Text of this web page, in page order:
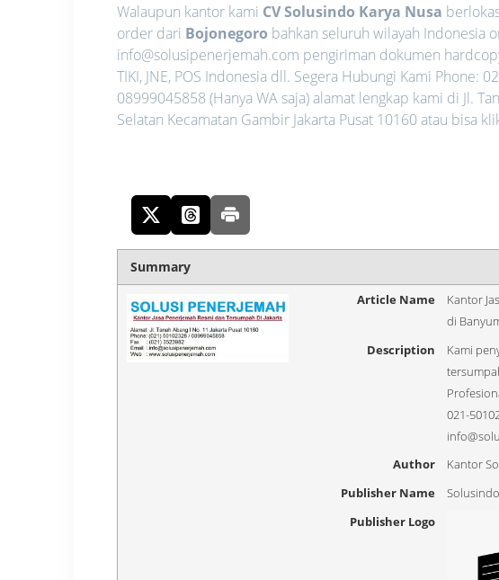
Walaupun kantor kami CV Solusindo Karya Nusa
order dari Bojonegoro bahkan seluruh wilayah Indonesia
info@solusipenerjemah.com pengiriman dokumen
TIKI, JNE, POS Indonesia dll. Segera Hubungi Kami Phone:
08999045858 (Hanya WA saja) alamat lengkap kami di Jl.
Selatan Kecamatan Gambir Jakarta Pusat 10160 atau bisa
Summary
Article Name
Kantor
di
Description
Kami
021-
Author
Kantor
Publisher Name
Publisher Logo